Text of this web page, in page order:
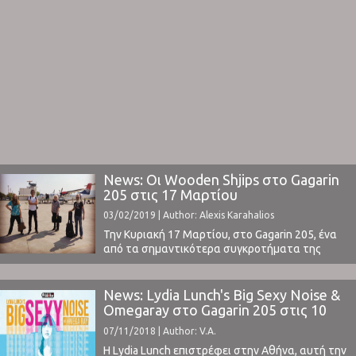
News: Οι Wooden Shjips στο Gagarin
205 στις 17 Μαρτίου
03/02/2019 | Author: Alexis Karahalios
Την Κυριακή 17 Μαρτίου, στο Gagarin 205, ένα
από τα σημαντικότερα συγκροτήματα της
νεοψυχεδελικής rock σκηνής, οι Wooden Shjips,
επιστρέφει στην Αθήνα για μία από τις
σημαντικότερες συναυλίες της χρονιάς.Ο ήχος
τους είναι ένα πάντρεμα garage, space και
psych rock, με 60’s krautrock στοιχεία. Οι
υπνωτικοί ρυθμοί, οι trippy μελωδίες ...
News: Lydia Lunch's Big Sexy Noise &
Omegaray στο Gagarin 205 στις 10
Νοεμβρίου
07/11/2018 | Author: V.A.
Η Lydia Lunch επιστρέφει στην Αθήνα, αυτή την